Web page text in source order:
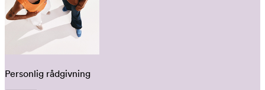
Personlig rådgivning